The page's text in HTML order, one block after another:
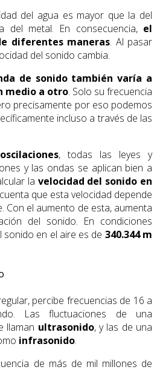
del agua es mayor que la del
metal. En consecuencia, el
diferentes maneras. Al pasar
del sonido cambia.
de sonido también varía a
medio a otro. Solo su frecuencia
precisamente por eso podemos
incluso a través de las
oscilaciones, todas las leyes y
y las ondas se aplican bien a
la velocidad del sonido en
que esta velocidad depende
Con el aumento de esta, aumenta
del sonido. En condiciones
sonido en el aire es de 340.344 m
percibe frecuencias de 16 a
Las fluctuaciones de una
llaman ultrasonido, y las de una
infrasonido.
de más de mil millones de